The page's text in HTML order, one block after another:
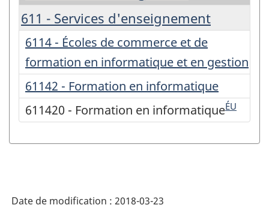
611 - Services d'enseignement
6114 - Écoles de commerce et de
formation en informatique et en gestion
61142 - Formation en informatique
611420 - Formation en informatiqueÉU
Date de modification : 2018-03-23